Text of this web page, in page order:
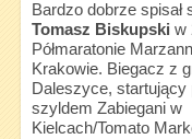
Bardzo dobrze spisał
Tomasz Biskupski w
Półmaratonie
Krakowie. Biegacz z
Daleszyce, startujący
szyldem Zabiegani w
Kielcach/Tomato